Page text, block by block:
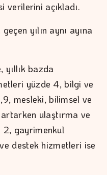
verilerini açıkladı.
yılın aynı ayına
bazda
yüzde 4, bilgi ve
mesleki, bilimsel ve
ulaştırma ve
gayrimenkul
destek hizmetleri ise